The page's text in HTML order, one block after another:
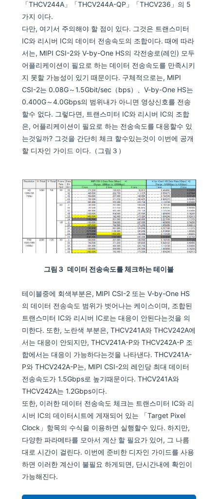
「THCV244A」「THCV244A-QP」「THCV236」의 5
가지 이다.
다만, 여기서 주의해야 할 점이 있다. 그것은 트랜스미터
IC와 리시버 IC의 데이터 전송속도의 조합이다. 때에 따라
서는, MIPI CSI-2와 V-by-One HS의 각전송로(레인) 모두
어플리케이션이 필요로 하는 데이터 전송속도를 만족시키
지 못할 가능성이 있기 때문이다. 구체적으로는, MIPI
CSI-2는 0.08G～1.5Gbit/sec（bps）、V-by-One HS는
0.400G～4.0Gbps의 범위내가 아니면 영상신호를 전송
할수 없다. 그렇다면, 트랜스미터 IC와 리시버 IC의 조합
은, 어플리케이션이 필요로 하는 전송속도를 대응할수 있
는것일까? 그것을 간단히 체크 할수있는것이 이번에 공개
할 디자인 가이드 이다.（그림３）
그림３ 데이터 전송속도를 체크하는 테이블
테이블중에 회색부분은, MIPI CSI-2 또는 V-by-One HS
의 데이터 전송속도 범위가 벗어나는 케이스이며, 조합된
트랜스미터 IC와 리시버 IC로는 대응이 안된다는것을 의
미한다. 또한, 노란색 부분은, THCV241A와 THCV242A에
서는 대응이 안되지만, THCV241A-P와 THCV242A-P 조
합에서는 대응이 가능하다는것을 나타낸다. THCV241A-
P와 THCV242A-P는, MIPI CSI-2의 레인당 최대 데이터
전송속도가 1.5Gbps로 높기때문이다. THCV241A와
THCV242A는 1.2Gbps이다.
또한, 이러한 데이터 전송속도 체크는 트랜스미터 IC와 리
시버 IC의 데이터시트에 게재되어 있는 「Target Pixel
Clock」항목의 수식을 이용하면 실행할수 있다. 하지만,
다양한 파라메타를 모아서 계산 할 필요가 있어, 그 나름
대로 시간이 걸린다. 이번에 준비한 디자인 가이드를 사용
하면 이러한 계산이 불필요 하게되면, 단시간내에 확인이
가능해진다.